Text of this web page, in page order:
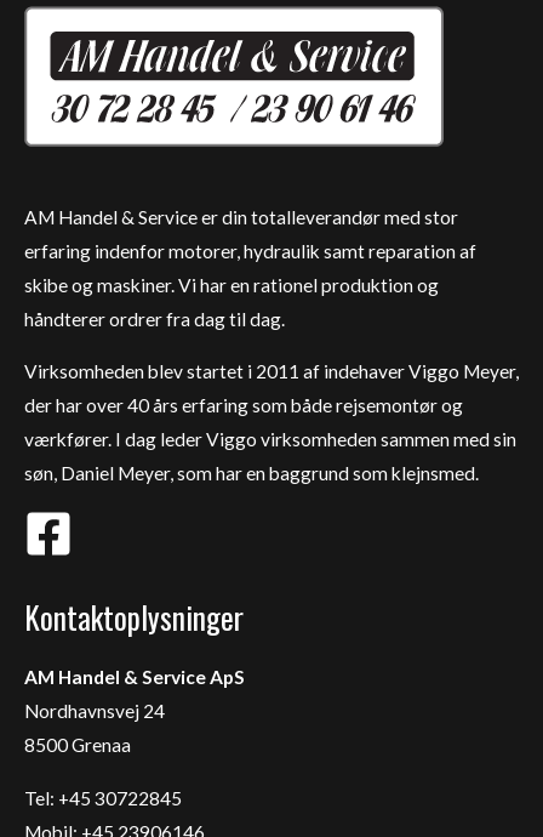
AM Handel & Service er din totalleverandør med stor
erfaring indenfor motorer, hydraulik samt reparation af
skibe og maskiner. Vi har en rationel produktion og
håndterer ordrer fra dag til dag.
Virksomheden blev startet i 2011 af indehaver Viggo Meyer,
der har over 40 års erfaring som både rejsemontør og
værkfører. I dag leder Viggo virksomheden sammen med sin
søn, Daniel Meyer, som har en baggrund som klejnsmed.
Kontaktoplysninger
AM Handel & Service ApS
Nordhavnsvej 24
8500 Grenaa
Tel: +45 30722845
Mobil: +45 23906146